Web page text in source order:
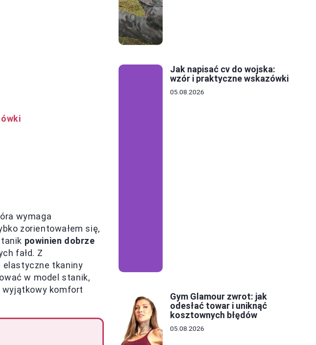
wymaga
zorientowałem się,
powinien dobrze
fałd. Z
elastyczne tkaniny
w model stanik,
wyjątkowy komfort
Jak napisać cv do wojska:
wzór i praktyczne wskazówki
05.08.2026
Gym Glamour zwrot: jak
odesłać towar i uniknąć
kosztownych błędów
05.08.2026